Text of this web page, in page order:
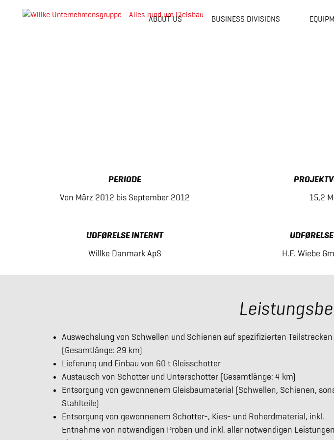
ABOUT US BUSINESS DIVISIONS
PERIODE
Von März 2012 bis September 2012
15,2
UDFØRELSE INTERNT
Willke Danmark ApS
H.F. Wiebe
Auswechslung von Schwellen und Schienen auf spezifizierten Teilstrecken
(Gesamtlänge: 29 km)
Lieferung und Einbau von 60 t Gleisschotter
Austausch von Schotter und Unterschotter (Gesamtlänge: 4 km)
Entsorgung von gewonnenem Gleisbaumaterial (Schwellen, Schienen,
Stahlteile)
Entsorgung von gewonnenem Schotter-, Kies- und Roherdmaterial, inkl.
Entnahme von notwendigen Proben und inkl. aller notwendigen